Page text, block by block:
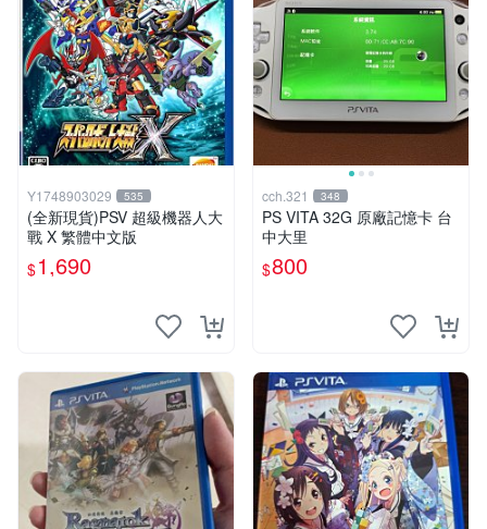
Y1748903029 535
(全新現貨)PSV 超級機器人大
戰 X 繁體中文版
$1,690
cch.321 348
PS VITA 32G 原廠記憶卡 台
中大里
$800